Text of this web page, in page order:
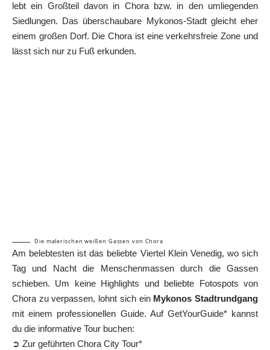
lebt ein Großteil davon in Chora bzw. in den umliegenden
Siedlungen. Das überschaubare Mykonos-Stadt gleicht eher
einem großen Dorf. Die Chora ist eine verkehrsfreie Zone und
lässt sich nur zu Fuß erkunden.
Die malerischen weißen Gassen von Chora
Am belebtesten ist das beliebte Viertel Klein Venedig, wo sich
Tag und Nacht die Menschenmassen durch die Gassen
schieben. Um keine Highlights und beliebte Fotospots von
Chora zu verpassen, lohnt sich ein Mykonos Stadtrundgang
mit einem professionellen Guide. Auf GetYourGuide* kannst
du die informative Tour buchen:
➲ Zur geführten Chora City Tour*